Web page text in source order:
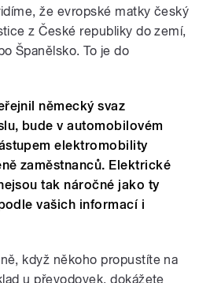
že evropské matky český
z České republiky do zemí,
Španělsko. To je do
německý svaz
bude v automobilovém
elektromobility
zaměstnanců. Elektrické
tak náročné jako ty
vašich informací i
když někoho propustíte na
u převodovek, dokážete